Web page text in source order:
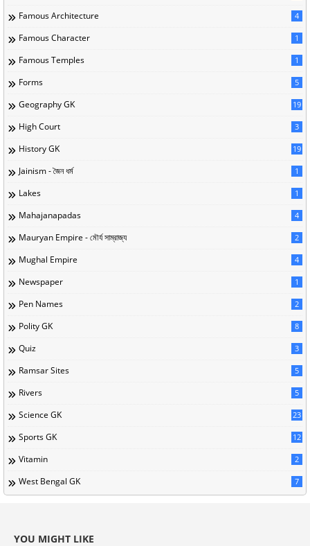
Famous Architecture 4
Famous Character 1
Famous Temples 1
Forms 5
Geography GK 19
High Court 3
History GK 19
Jainism - জৈন ধর্ম 1
Lakes 1
Mahajanapadas 4
Mauryan Empire - মৌর্য সাম্রাজ্য 2
Mughal Empire 4
Newspaper 1
Pen Names 2
Polity GK 8
Quiz 3
Ramsar Sites 5
Rivers 5
Science GK 23
Sports GK 12
Vitamin 2
West Bengal GK 7
YOU MIGHT LIKE